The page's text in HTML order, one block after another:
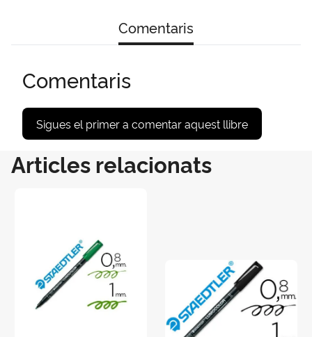
Comentaris
Comentaris
Sigues el primer a comentar aquest llibre
Articles relacionats